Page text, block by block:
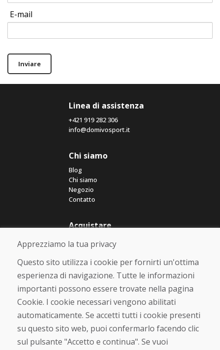
E-mail
Inviare
Linea di assistenza
+421 919 282 306
info@domivosport.it
Chi siamo
Blog
Chi siamo
Negozio
Contatto
Acquistare
Negozio online
Termini e condizioni commerciali
Spedizione e pagamento
Reso e cambio merce
Protezione dei dati personali
Cookies
Verificato dai clienti
★★★★★
Apprezziamo la tua privacy
Questo sito utilizza i cookie per fornirti un'ottima
esperienza di navigazione. Tutte le informazioni
importanti possono essere trovate nella pagina
Cookie. I cookie necessari vengono abilitati
automaticamente. Se accetti tutti i cookie presenti
su questo sito web, puoi confermarlo facendo clic
sul pulsante "Accetto e continua". Se vuoi